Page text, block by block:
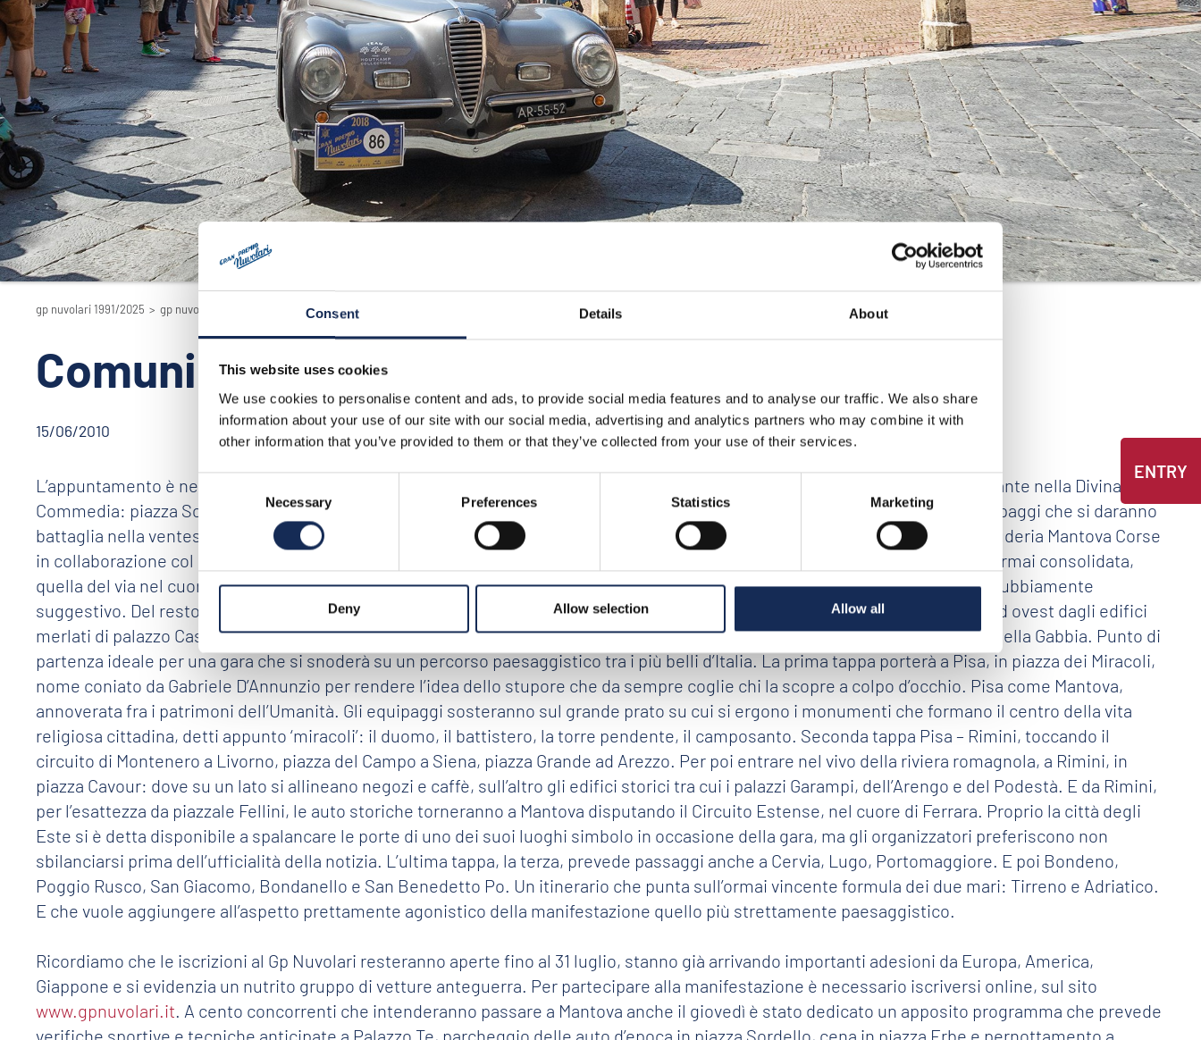
Consent Details About
This website uses cookies
We use cookies to personalise content and ads, to provide social media features and to analyse our traffic. We also share
information about your use of our site with our social media, advertising and analytics partners who may combine it with
other information that you’ve provided to them or that they’ve collected from your use of their services.
Necessary Preferences Statistics Marketing
Deny Allow selection Allow all
gp nuvolari 1991/2025 > gp nuvolari 1991/2025 - la rievocazione comunicato stampa n. 4
Comunicato stampa n. 4
15/06/2010
L’appuntamento è nella vasta spianata sassosa intitolata al trovatore mantovano Sordello, in realtà nativo di Goito, citato da Dante nella Divina
Commedia: piazza Sordello. Partiranno da qui, da quello che fu per secoli il fulcro della vita politica di Mantova, i trecento equipaggi che si daranno
battaglia nella ventesima edizione del Gp Nuvolari, l’evento internazionale di regolarità organizzato anche quest’anno dalla Scuderia Mantova Corse
in collaborazione col museo Tazio Nuvolari e l’Automobile Club di Mantova. In programma dal 17 al 19 settembre. Una formula ormai consolidata,
quella del via nel cuore della terra dei Gonzaga, che permetterà agli appassionati di auto d’epoca di godere di un panorama indubbiamente
suggestivo. Del resto una visita di Mantova non potrebbe che iniziare dalla piazza del duomo e del palazzo ducale, delimitata ad ovest dagli edifici
merlati di palazzo Castiglioni, probabile residenza dei Bonacolsi. E poi sede dei palazzi Vescovile, Uberti, Acerbi e della Torre della Gabbia. Punto di
partenza ideale per una gara che si snoderà su un percorso paesaggistico tra i più belli d’Italia. La prima tappa porterà a Pisa, in piazza dei Miracoli,
nome coniato da Gabriele D’Annunzio per rendere l’idea dello stupore che da sempre coglie chi la scopre a colpo d’occhio. Pisa come Mantova,
annoverata fra i patrimoni dell’Umanità. Gli equipaggi sosteranno sul grande prato su cui si ergono i monumenti che formano il centro della vita
religiosa cittadina, detti appunto ‘miracoli’: il duomo, il battistero, la torre pendente, il camposanto. Seconda tappa Pisa – Rimini, toccando il
circuito di Montenero a Livorno, piazza del Campo a Siena, piazza Grande ad Arezzo. Per poi entrare nel vivo della riviera romagnola, a Rimini, in
piazza Cavour: dove su un lato si allineano negozi e caffè, sull’altro gli edifici storici tra cui i palazzi Garampi, dell’Arengo e del Podestà. E da Rimini,
per l’esattezza da piazzale Fellini, le auto storiche torneranno a Mantova disputando il Circuito Estense, nel cuore di Ferrara. Proprio la città degli
Este si è detta disponibile a spalancare le porte di uno dei suoi luoghi simbolo in occasione della gara, ma gli organizzatori preferiscono non
sbilanciarsi prima dell’ufficialità della notizia. L’ultima tappa, la terza, prevede passaggi anche a Cervia, Lugo, Portomaggiore. E poi Bondeno,
Poggio Rusco, San Giacomo, Bondanello e San Benedetto Po. Un itinerario che punta sull’ormai vincente formula dei due mari: Tirreno e Adriatico.
E che vuole aggiungere all’aspetto prettamente agonistico della manifestazione quello più strettamente paesaggistico.
Ricordiamo che le iscrizioni al Gp Nuvolari resteranno aperte fino al 31 luglio, stanno già arrivando importanti adesioni da Europa, America,
Giappone e si evidenzia un nutrito gruppo di vetture anteguerra. Per partecipare alla manifestazione è necessario iscriversi online, sul sito
www.gpnuvolari.it . A cento concorrenti che intenderanno passare a Mantova anche il giovedì è stato dedicato un apposito programma che prevede
verifiche sportive e tecniche anticipate a Palazzo Te, parcheggio delle auto d’epoca in piazza Sordello, cena in piazza Erbe e pernottamento a
ENTRY